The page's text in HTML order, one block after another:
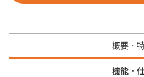
概要・
機能・